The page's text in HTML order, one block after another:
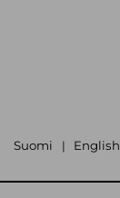
Suomi | English